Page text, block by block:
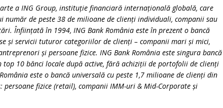
a ING Group, instituție financiară internațională globală, care
număr de peste 38 de milioane de clienți individuali, companii sau
Înființată în 1994, ING Bank România este în prezent o bancă
și servicii tuturor categoriilor de clienți – companii mari și mici,
și persoane fizice. ING Bank România este singura bancă
top 10 bănci locale după active, fără achiziții de portofolii de clienți
este o bancă universală cu peste 1,7 milioane de clienți din
persoane fizice (retail), companii IMM-uri & Mid-Corporate și